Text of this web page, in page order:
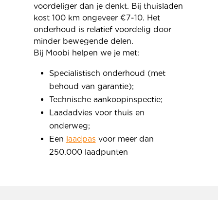
voordeliger dan je denkt. Bij thuisladen
kost 100 km ongeveer €7-10. Het
onderhoud is relatief voordelig door
minder bewegende delen.
Bij Moobi helpen we je met:
Specialistisch onderhoud (met
behoud van garantie);
Technische aankoopinspectie;
Laadadvies voor thuis en
onderweg;
Een laadpas voor meer dan
250.000 laadpunten